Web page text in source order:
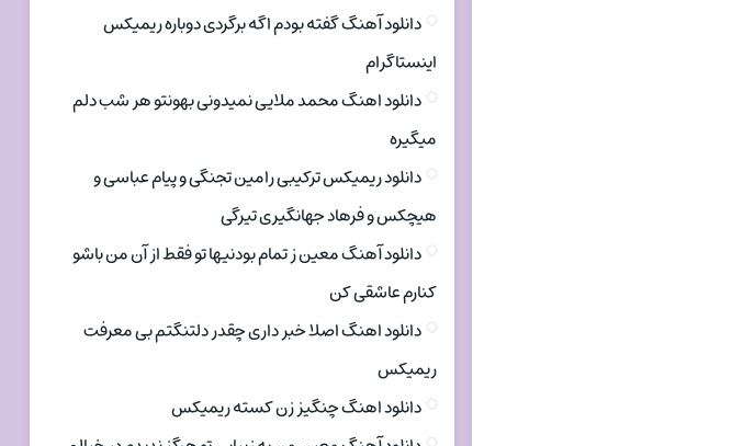
دانلود آهنگ گفته بودم اگه برگردی دوباره ریمیکس
اینستاگرام
دانلود اهنگ محمد ملایی نمیدونی بهونتو هر شب دلم
میگیره
دانلود ریمیکس ترکیبی رامین تجنگی و پیام عباسی و
هیچکس و فرهاد جهانگیری تیرگی
دانلود آهنگ معین ز تمام بودنیها تو فقط از آن من باشو
کنارم عاشقی کن
دانلود اهنگ اصلا خبر داری چقدر دلتنگتم بی معرفت
ریمیکس
دانلود اهنگ چنگیز زن کسته ریمیکس